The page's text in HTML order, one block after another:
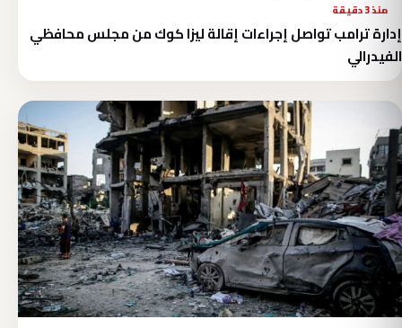
منذ 3 دقيقة
إدارة ترامب تواصل إجراءات إقالة ليزا كوك من مجلس محافظي
الفيدرالي